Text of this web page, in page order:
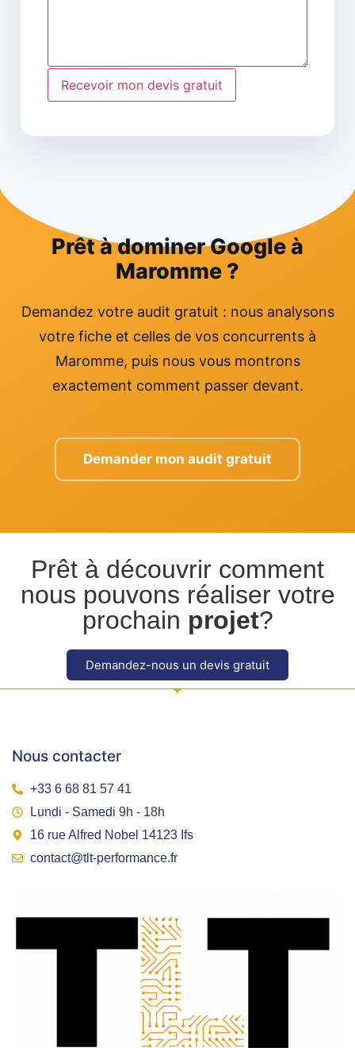
Prêt à dominer Google à
Maromme ?
Demandez votre audit gratuit : nous analysons
votre fiche et celles de vos concurrents à
Maromme, puis nous vous montrons
exactement comment passer devant.
Demander mon audit gratuit
Prêt à découvrir comment
nous pouvons réaliser votre
prochain projet?
Demandez-nous un devis gratuit
Nous contacter
+33 6 68 81 57 41
Lundi - Samedi 9h - 18h
16 rue Alfred Nobel 14123 Ifs
contact@tlt-performance.fr